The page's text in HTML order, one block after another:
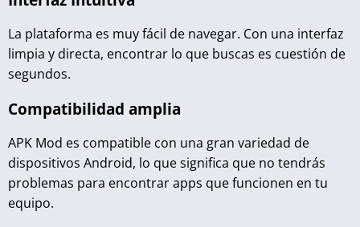
La plataforma es muy fácil de navegar. Con una interfaz
limpia y directa, encontrar lo que buscas es cuestión de
segundos.
Compatibilidad amplia
APK Mod es compatible con una gran variedad de
dispositivos Android, lo que significa que no tendrás
problemas para encontrar apps que funcionen en tu
equipo.